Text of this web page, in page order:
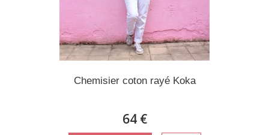
Chemisier coton rayé Koka
64 €